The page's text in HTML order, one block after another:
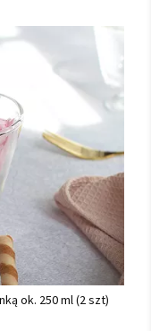
ok. 250 ml (2 szt)